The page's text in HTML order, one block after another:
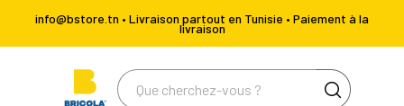
info@bstore.tn • Livraison partout en Tunisie • Paiement à la
livraison